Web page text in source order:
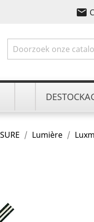
email
Lumière